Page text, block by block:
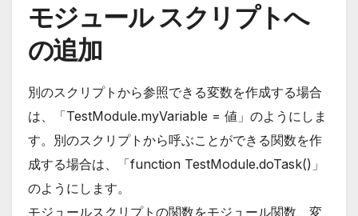
モジュール スクリプトへ
の追加
別のスクリプトから参照できる変数を作成する場合
は、「TestModule.myVariable = 値」のようにしま
す。別のスクリプトから呼ぶことができる関数を作
成する場合は、「function TestModule.doTask()」
のようにします。
モジュールスクリプトの関数をモジュール関数、変